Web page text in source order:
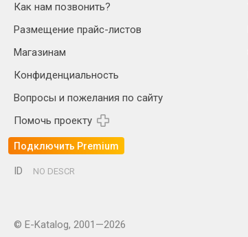
Как нам позвонить?
Размещение прайс-листов
Магазинам
Конфиденциальность
Вопросы и пожелания по сайту
Помочь проекту
Подключить Premium
ID NO DESCR
© E-Katalog, 2001—2026